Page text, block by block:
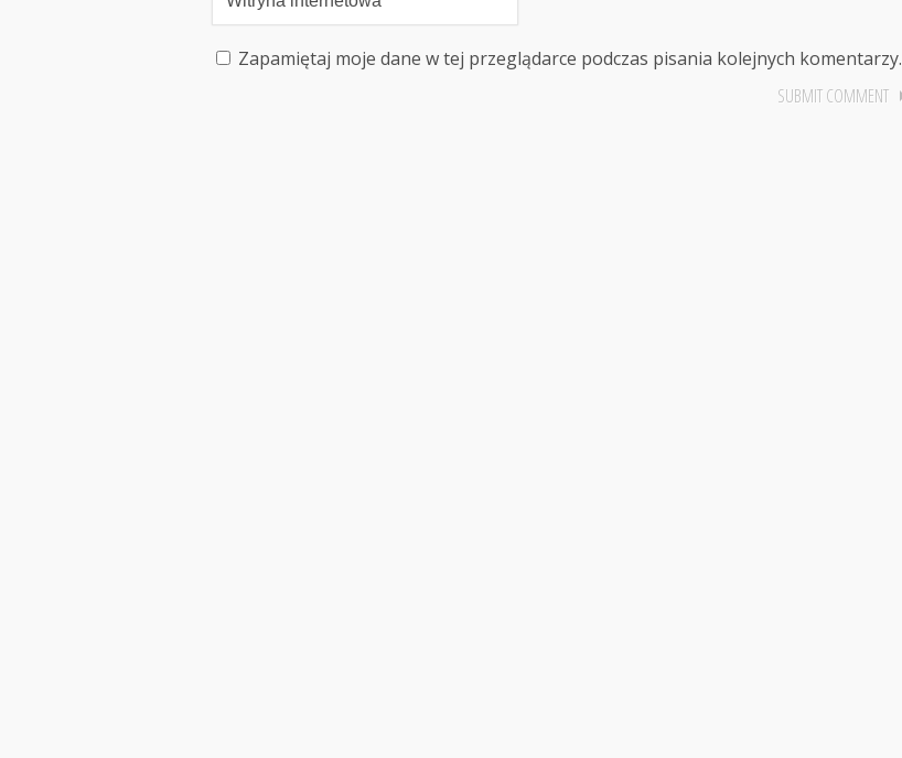
Zapamiętaj moje dane w tej przeglądarce podczas pisania kolejnych komentarzy.